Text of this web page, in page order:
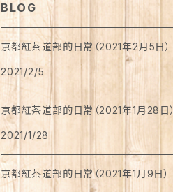
チョコレート
ワッフル
バームクーヘン
カステラ
BLOG
京都紅茶道部的日常（2021年2月5日）
2021/2/5
京都紅茶道部的日常（2021年1月28日）
2021/1/28
京都紅茶道部的日常（2021年1月9日）